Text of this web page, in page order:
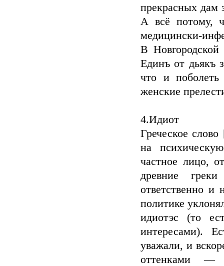
прекрасных дам
А всё потому,
медицински-
В
Единъ от дьякъ
что и поболеть
женские
4.Идиот
Греческое
на
частное лицо,
древние
ответственно и
политике
идиотэс (то
интересами).
уважали, и
оттенками —